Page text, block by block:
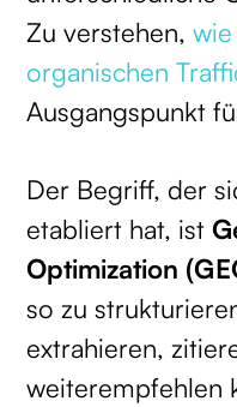
Zu verstehen,
organischen
Ausgangspunkt
Der Begriff, der
etabliert hat, ist
Optimization
so zu
extrahieren,
weiterempfehlen